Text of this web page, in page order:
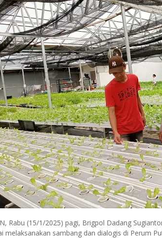
Rabu (15/1/2025) pagi, Brigpol Dadang
melaksanakan sambang dan dialogis di Perum